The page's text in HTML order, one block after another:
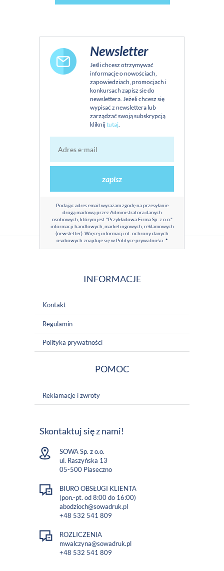
Newsletter
Jeśli chcesz otrzymywać
informacje o nowościach,
zapowiedziach, promocjach i
konkursach zapisz sie do
newslettera. Jeżeli chcesz się
wypisać z newslettera lub
zarządzać swoją subskrypcją
kliknijtutaj.
zapisz
Podając adres email wyrażam zgodę na przesyłanie
drogą mailową przez Administratora danych
osobowych, którym jest "Przykładowa Firma Sp. z o.o."
informacji handlowych, marketingowych, reklamowych
(newsletter). Więcej informacji nt. ochrony danych
osobowych znajduje się w Polityce prywatności *
INFORMACJE
Kontakt
Regulamin
Polityka prywatności
POMOC
Reklamacje i zwroty
Skontaktuj się z nami!
SOWA Sp. z o.o.
ul. Raszyńska 13
05-500 Piaseczno
BIURO OBSŁUGI KLIENTA
(pon.-pt. od 8:00 do 16:00)
abodzioch@sowadruk.pl
+48 532 541 809
ROZLICZENIA
mwalczyna@sowadruk.pl
+48 532 541 809